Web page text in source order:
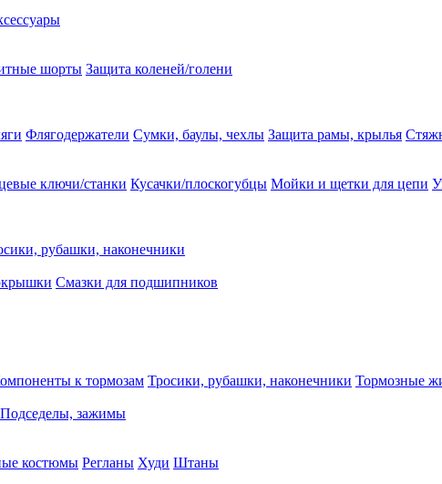
шорты Защита коленей/голени
Флягодержатели Сумки, баулы, чехлы Защита рамы, крылья
ключи/станки Кусачки/плоскогубцы Мойки и щетки для цепи
рубашки, наконечники
Смазки для подшипников
к тормозам Тросики, рубашки, наконечники Тормозные
Подседелы, зажимы
костюмы Регланы Худи Штаны